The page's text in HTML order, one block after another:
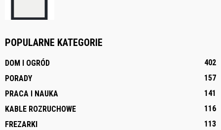
POPULARNE KATEGORIE
DOM I OGRÓD
402
PORADY
157
PRACA I NAUKA
141
KABLE ROZRUCHOWE
116
FREZARKI
113